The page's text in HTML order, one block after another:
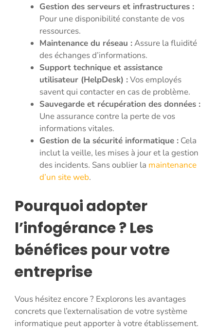
Gestion des serveurs et infrastructures :
Pour une disponibilité constante de vos
ressources.
Maintenance du réseau :Assure la fluidité
des échanges d’informations.
Support technique et assistance
utilisateur (HelpDesk) :Vos employés
savent qui contacter en cas de problème.
Sauvegarde et récupération des données :
Une assurance contre la perte de vos
informations vitales.
Gestion de la sécurité informatique : Cela
inclut la veille, les mises à jour et la gestion
des incidents. Sans oublier la maintenance
d’un site web.
Pourquoi adopter
l’infogérance ? Les
bénéfices pour votre
entreprise
Vous hésitez encore ? Explorons les avantages
concrets que l’externalisation de votre système
informatique peut apporter à votre établissement.